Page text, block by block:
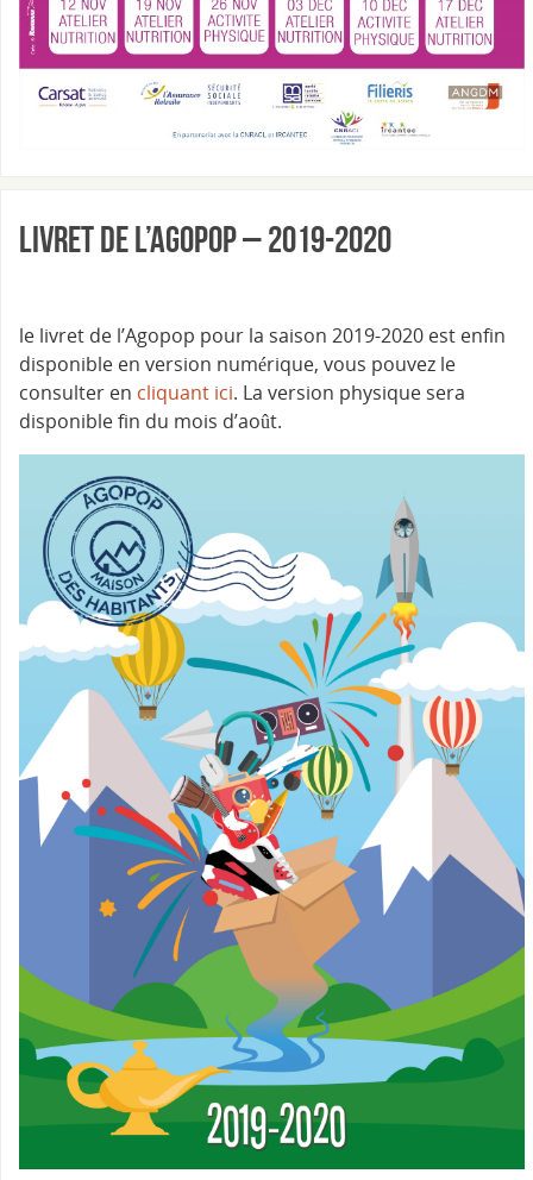
Livret de l’Agopop – 2019-2020
le livret de l’Agopop pour la saison 2019-2020 est enfin
disponible en version numérique, vous pouvez le
consulter en cliquant ici. La version physique sera
disponible fin du mois d’août.